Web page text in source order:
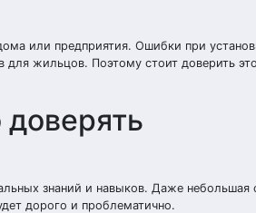
или предприятия. Ошибки при
жильцов. Поэтому стоит доверить
знаний и навыков. Даже небольшая
дорого и проблематично.